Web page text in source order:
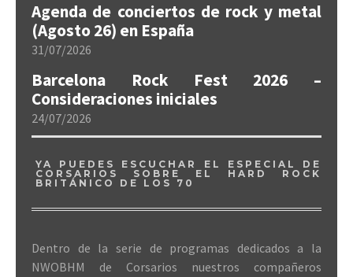
Agenda de conciertos de rock y metal
(Agosto 26) en España
31/07/2026
Barcelona Rock Fest 2026 –
Consideraciones iniciales
24/07/2026
YA PUEDES ESCUCHAR EL ESPECIAL DE
CORSARIOS SOBRE EL HARD ROCK
BRITÁNICO DE LOS 70
Dentro de la serie de programas dedicados a la
NWOBHM de Corsarios nuestros compañeros